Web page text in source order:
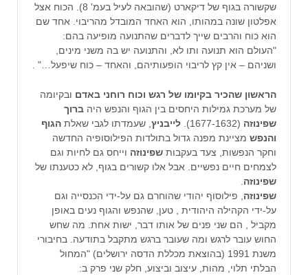
שקשורה בגוף של דיקארט (שהובאה לעיל בעמ' 8). הכוח אצל
אפלטון שונה במהותו, הוא האחד המובדל מהריבוי. אחד שם
הוא כוח והרבים שייך לדברים שהתנועה מופיעה בהם:
"העולם הוא תנועה ותו לא, והתנועה יש בה משני מינים,
ושניהם – אין קץ לריבוי הופעותיהם, והאחד – כוח שיפעל…" .
הראשון שהכיר בקיומו של רגש וכוח רוחני באדם ובקיומה
של מערכת גמילות היחסים בין הגוף והנפש היה ברוך
שפינוזה (1677-1632). לייבניץ , שעמדתו לגבי שאלת הגוף
והנפש מציינת מפנה גדול בתולדות הפילוסופיה החדשה
וחקר הנפשות, צעד בעקבות שפינוזה וייחס גם לחיות וגם
לצמחים חיים נפשיים. אבל אלו קשורים בגוף, לא כטענתו של
שפינוזה
שפינוזה , פילוסוף יהודי שהוחרם גם על-ידי הכנסייה וגם
על-ידי הקהילה היהודית , טען, שהנפש והגוף נעים באופן
מקביל , הם שני פנים של אותו דבר, ישות אחת. מה שחש
החוש עובר לרגש ומה שעובר ברגש מתקבל בתודעה. בחיבורי
משנת 1991 (בהוצאת מכללת הדסה ירושלים) "המחול
הבלתי תלוי, מהות, עיצוב וביצוע, חלק שני פרק ב: